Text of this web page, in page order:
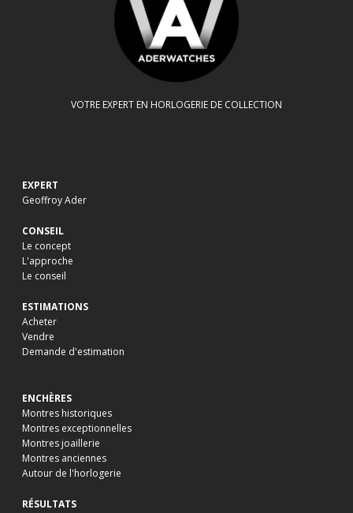
VOTRE EXPERT EN HORLOGERIE DE COLLECTION
EXPERT
Geoffroy Ader
CONSEIL
Le concept
L'approche
Le conseil
ESTIMATIONS
Acheter
Vendre
Demande d'estimation
ENCHÈRES
Montres historiques
Montres exceptionnelles
Montres joaillerie
Montres anciennes
Autour de l'horlogerie
RÉSULTATS